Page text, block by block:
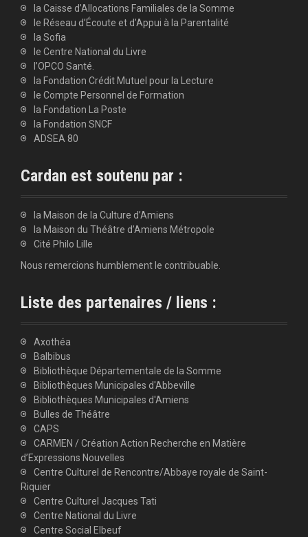
la Caisse d’Allocations Familiales de la Somme
le Réseau d’Écoute et d’Appui à la Parentalité
la Sofia
le Centre National du Livre
l’OPCO Santé.
la Fondation Crédit Mutuel pour la Lecture
le Compte Personnel de Formation
la Fondation La Poste
la Fondation SNCF
ADSEA 80
Cardan est soutenu par :
la Maison de la Culture d’Amiens
la Maison du Théâtre d’Amiens Métropole
Cité Philo Lille
Nous remercions humblement le contribuable.
Liste des partenaires / liens :
Axothéa
Balbibus
Bibliothèque Départementale de la Somme
Bibliothèques Municipales d'Abbeville
Bibliothèques Municipales d'Amiens
Bulles de Théâtre
CAPS
CARMEN / Création Action Recherche en Matière
d’Expressions Nouvelles
Centre Culturel de Rencontre/Abbaye royale de Saint-
Riquier
Centre Culturel Jacques Tati
Centre National du Livre
Centre Social Elbeuf